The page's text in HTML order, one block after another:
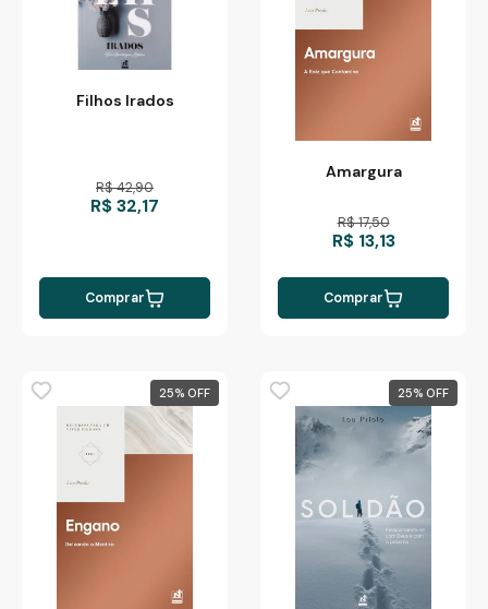
Filhos Irados
R$ 42,90
R$ 32,17
Comprar
Amargura
R$ 17,50
R$ 13,13
Comprar
25% 25%